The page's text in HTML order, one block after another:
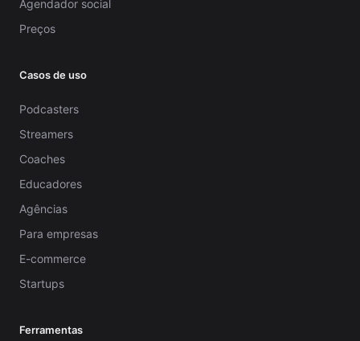
Agendador social
Preços
Casos de uso
Podcasters
Streamers
Coaches
Educadores
Agências
Para empresas
E-commerce
Startups
Ferramentas